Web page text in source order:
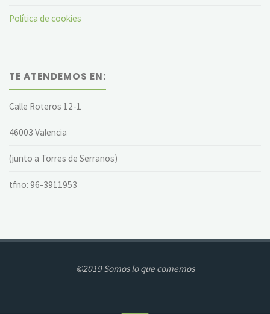
Política de cookies
TE ATENDEMOS EN:
Calle Roteros 12-1
46003 Valencia
(junto a Torres de Serranos)
tfno: 96-3911953
©2019 Somos lo que comemos